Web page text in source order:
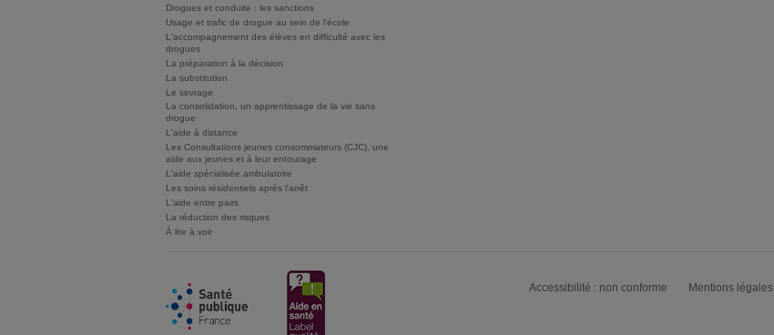
Drogues et conduite : les sanctions
Usage et trafic de drogue au sein de l'école
L'accompagnement des élèves en difficulté avec les
drogues
La préparation à la décision
La substitution
Le sevrage
La consolidation, un apprentissage de la vie sans
drogue
L'aide à distance
Les Consultations jeunes consommateurs (CJC), une
aide aux jeunes et à leur entourage
L'aide spécialisée ambulatoire
Les soins résidentiels après l'arrêt
L'aide entre pairs
La réduction des risques
À lire à voir
Accessibilité : non conforme Mentions légales